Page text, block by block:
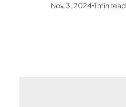
Nov. 3, 2024•1 min read